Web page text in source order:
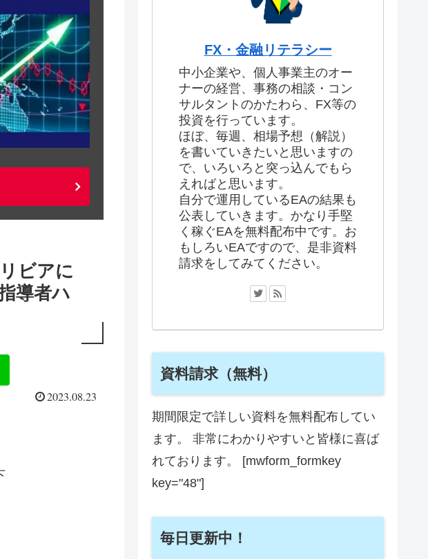
ビアに
導者ハ
2023.08.23
FX・金融リテラシー
中小企業や、個人事業主のオー
ナーの経営、事務の相談・コン
サルタントのかたわら、FX等の
投資を行っています。
ほぼ、毎週、相場予想（解説）
を書いていきたいと思いますの
で、いろいろと突っ込んでもら
えればと思います。
自分で運用しているEAの結果も
公表していきます。かなり手堅
く稼ぐEAを無料配布中です。お
もしろいEAですので、是非資料
請求をしてみてください。
資料請求（無料）
期間限定で詳しい資料を無料配布してい
ます。 非常にわかりやすいと皆様に喜ば
れております。 [mwform_formkey
key="48"]
毎日更新中！